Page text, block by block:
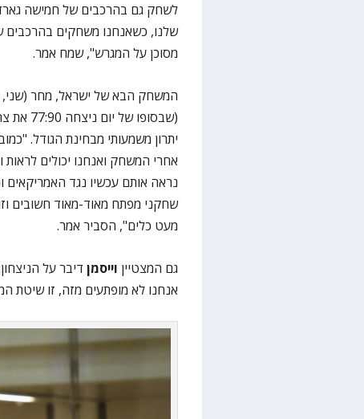
לשחק גם בהרכבים של חמישה
שלנו, כשאנחנו משחקים
מסוכן על המגרש", שמח אמר.
יתרון משמעותי מבחינת הגודל.
אחרי המשחק ואנחנו יכולים לראות
נראה אותם עכשיו נגד
שחקני מפתח מאוד-מאוד חשובים
מעט כלים", הסביר אמר.
גם המצטיין וייסמןדיבר על
אנחנו לא מופתעים מזה, זו שיטת